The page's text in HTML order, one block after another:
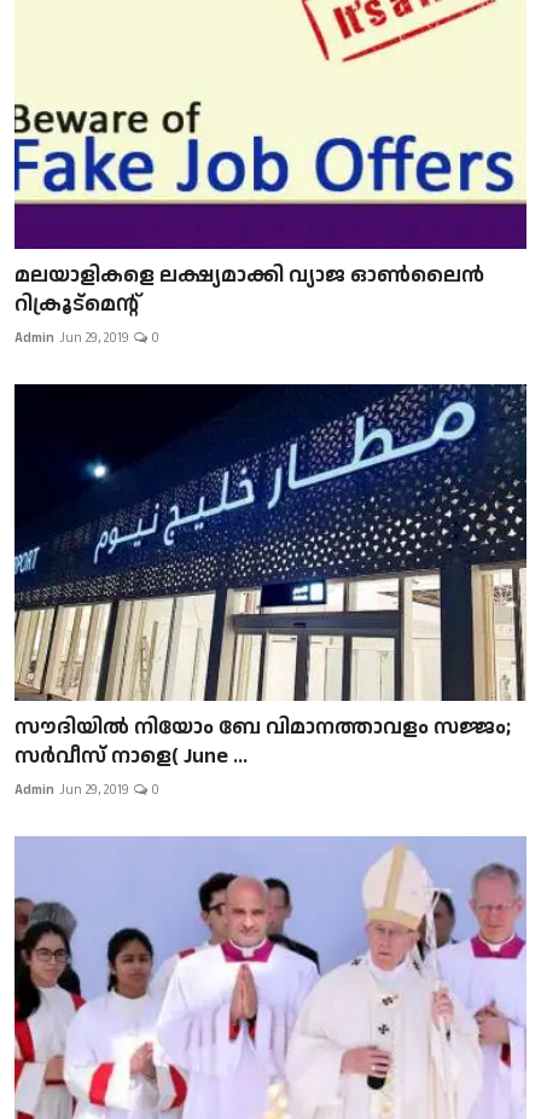
മലയാളികളെ ലക്ഷ്യമാക്കി വ്യാജ ഓൺലൈൻ
റിക്രൂട്മെന്റ്
Admin Jun 29, 2019 0
സൗദിയിൽ നിയോം ബേ വിമാനത്താവളം സജ്ജം;
സർവീസ് നാളെ( June ...
Admin Jun 29, 2019 0